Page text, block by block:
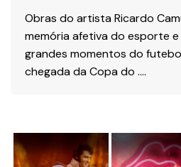
Obras do artista Ricardo
memória afetiva do esporte
grandes momentos do
chegada da Copa do ….